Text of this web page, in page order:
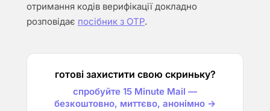
отримання кодів верифікації докладно
розповідає посібник з OTP.
готові захистити свою скриньку?
спробуйте 15 Minute Mail —
безкоштовно, миттєво, анонімно →